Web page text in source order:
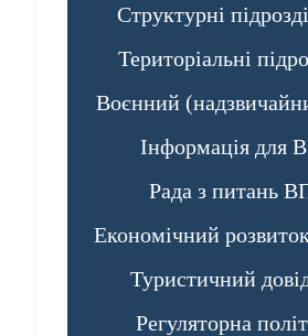
Структурні
Територіальні
Воєнний
Інформація для
Рада з питань
Економічний
Туристичний
Регуляторна